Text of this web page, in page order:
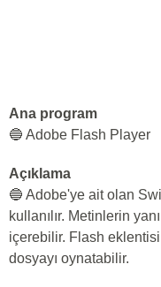
Ana program
🔵 Adobe Flash Player
Açıklama
🔵 Adobe'ye ait olan
kullanılır. Metinlerin
içerebilir. Flash eklentisi
dosyayı oynatabilir.